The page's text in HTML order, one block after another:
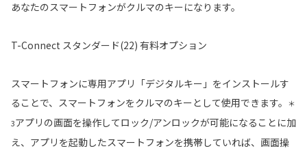
あなたのスマートフォンがクルマのキーになります。
T-Connect スタンダード(22) 有料オプション
スマートフォンに専用アプリ「デジタルキー」をインストールす
ることで、スマートフォンをクルマのキーとして使用できます。
＊
3アプリの画面を操作してロック/アンロックが可能になることに加
え、アプリを起動したスマートフォンを携帯していれば、画面操